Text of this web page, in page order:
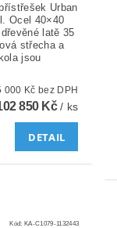
Urban
Ocel 40×40
latě 35
střecha a
jsou
od 85 000 Kč bez DPH
850 Kč/ ks
DETAIL
Kód:KA-C1079-1132443